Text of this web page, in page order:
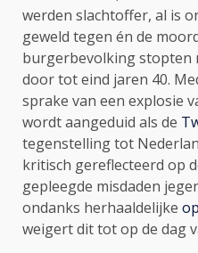
werden slachtoffer, al is
geweld tegen én de
burgerbevolking stopten
door tot eind jaren 40.
sprake van een explosie
wordt aangeduid als de
tegenstelling tot
kritisch gereflecteerd op
gepleegde misdaden
ondanks herhaaldelijke
weigert dit tot op de dag